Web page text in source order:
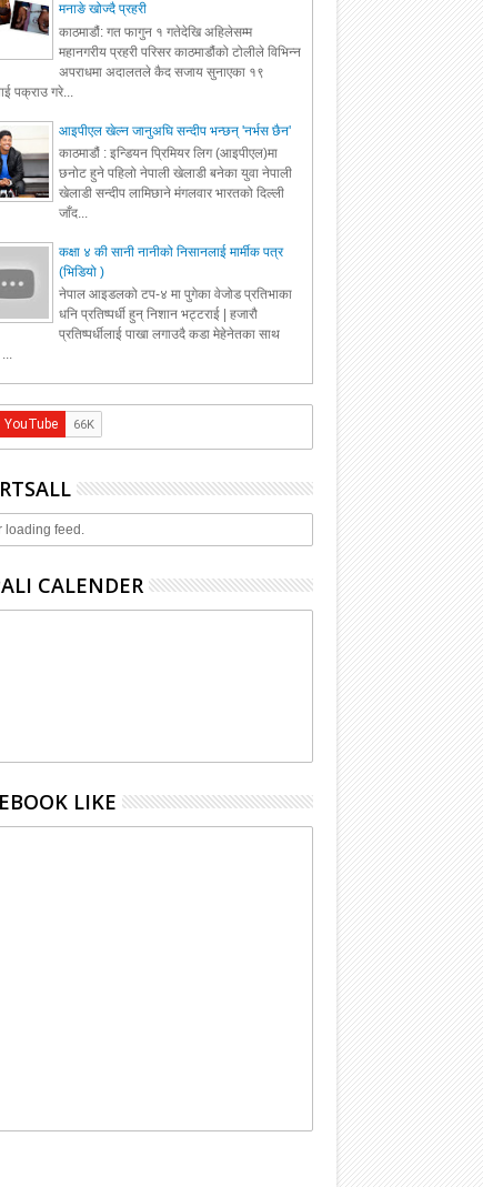
मनाङे खोज्दै प्रहरी
काठमाडौं: गत फागुन १ गतेदेखि अहिलेसम्म
महानगरीय प्रहरी परिसर काठमाडौंको टोलीले विभिन्न
अपराधमा अदालतले कैद सजाय सुनाएका १९
पक्राउ गरे...
आइपीएल खेल्न जानुअघि सन्दीप भन्छन् 'नर्भस छैन'
काठमाडौं : इन्डियन प्रिमियर लिग (आइपीएल)मा
छनोट हुने पहिलो नेपाली खेलाडी बनेका युवा नेपाली
खेलाडी सन्दीप लामिछाने मंगलवार भारतको दिल्ली
जाँद...
कक्षा ४ की सानी नानीको निसानलाई मार्मीक पत्र
(भिडियो )
नेपाल आइडलको टप-४ मा पुगेका वेजोड प्रतिभाका
धनि प्रतिष्पर्धी हुन् निशान भट्टराई | हजारौ
प्रतिष्पर्धीलाई पाखा लगाउदै कडा मेहेनेतका साथ
loading feed.
CALENDER
LIKE